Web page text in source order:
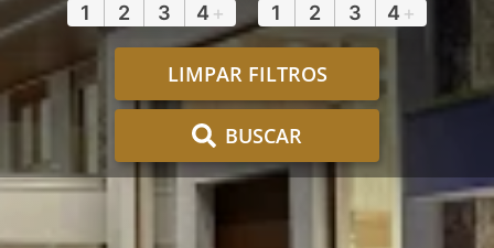
1 2 3 4 + 1 2 3 4 +
LIMPAR FILTROS
BUSCAR